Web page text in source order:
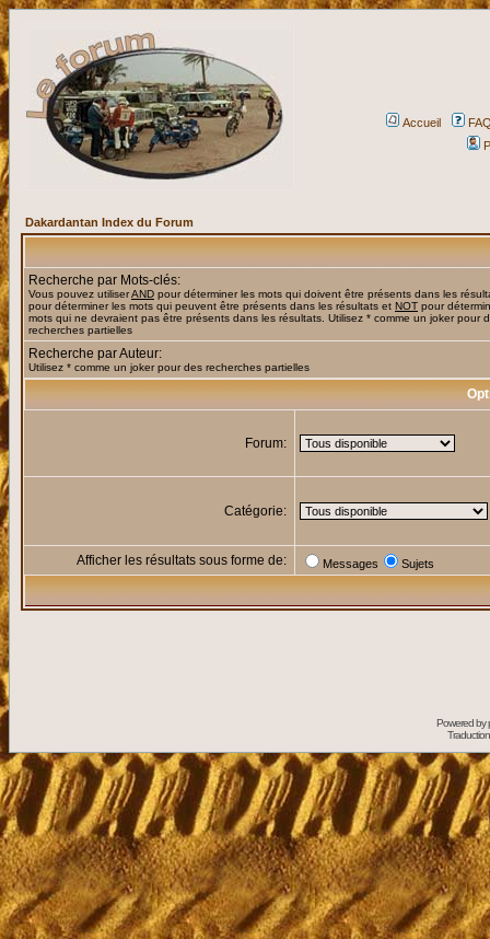
Accueil
Dakardantan Index du Forum
Recherche par Mots-clés:
Vous pouvez utiliserAND pour déterminer les mots qui doivent être présents dans les
pour déterminer les mots qui peuvent être présents dans les résultats et NOT pour
mots qui ne devraient pas être présents dans les résultats. Utilisez * comme un joker pour
recherches partielles
Recherche par Auteur:
Utilisez * comme un joker pour des recherches partielles
Forum:
Catégorie:
Afficher les résultats sous forme de: Messages Sujets
Powered by